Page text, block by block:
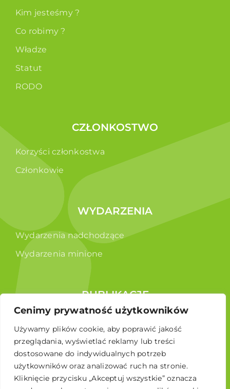
Cenimy prywatność użytkowników
Używamy plików cookie, aby poprawić jakość
przeglądania, wyświetlać reklamy lub treści
dostosowane do indywidualnych potrzeb
użytkowników oraz analizować ruch na stronie.
Kliknięcie przycisku „Akceptuj wszystkie” oznacza
Kim jesteśmy ?
Co robimy ?
Władze
Statut
RODO
CZŁONKOSTWO
Korzyści członkostwa
Członkowie
WYDARZENIA
Wydarzenia nadchodzące
Wydarzenia minione
PUBLIKACJE
Raporty
Broszura edukacyjna